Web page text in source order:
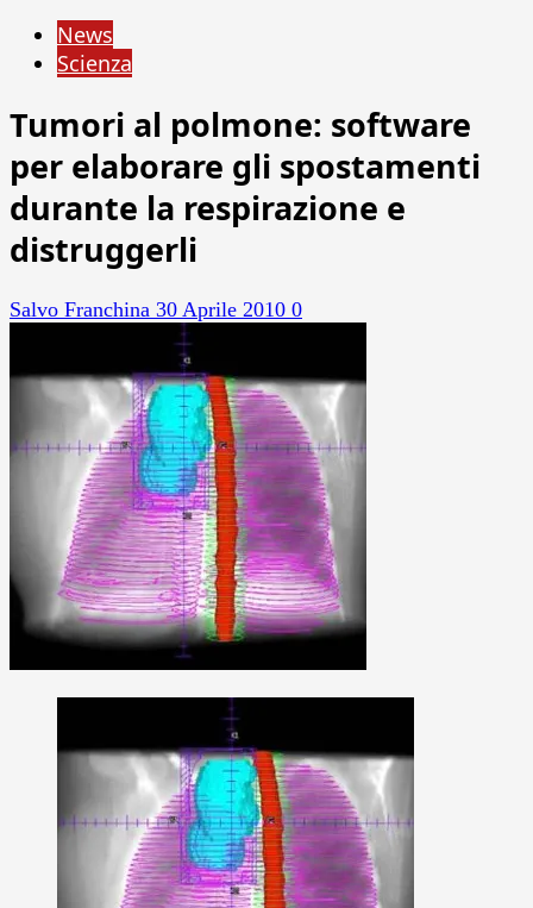
News
Scienza
Tumori al polmone: software
per elaborare gli spostamenti
durante la respirazione e
distruggerli
Salvo Franchina 30 Aprile 2010 0